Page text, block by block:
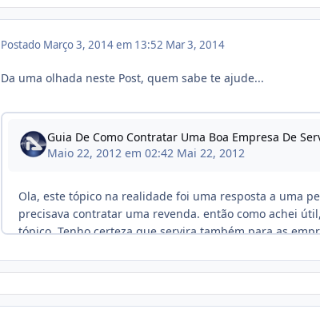
Postado Março 3, 2014 em 13:52 Mar 3, 2014
Da uma olhada neste Post, quem sabe te ajude...